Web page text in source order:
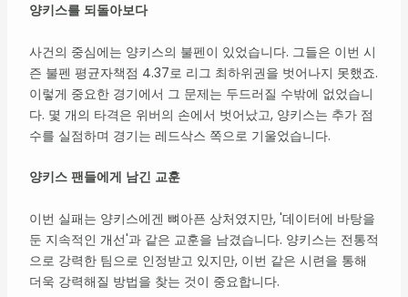
양키스를 되돌아보다
사건의 중심에는 양키스의 불펜이 있었습니다. 그들은 이번 시
즌 불펜 평균자책점 4.37로 리그 최하위권을 벗어나지 못했죠.
이렇게 중요한 경기에서 그 문제는 두드러질 수밖에 없었습니
다. 몇 개의 타격은 위버의 손에서 벗어났고, 양키스는 추가 점
수를 실점하며 경기는 레드삭스 쪽으로 기울었습니다.
양키스 팬들에게 남긴 교훈
이번 실패는 양키스에겐 뼈아픈 상처였지만, '데이터에 바탕을
둔 지속적인 개선'과 같은 교훈을 남겼습니다. 양키스는 전통적
으로 강력한 팀으로 인정받고 있지만, 이번 같은 시련을 통해
더욱 강력해질 방법을 찾는 것이 중요합니다.